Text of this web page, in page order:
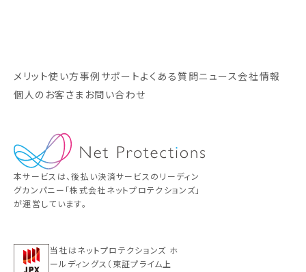
メリット使い方事例 サポートよくある質問ニュース会社情報
個人のお客さま お問い合わせ
本サービスは、後払い決済サービスのリーディン
グカンパニー「株式会社ネットプロテクションズ」
が運営しています。
当社はネットプロテクションズ ホ
ールディングス（東証プライム上